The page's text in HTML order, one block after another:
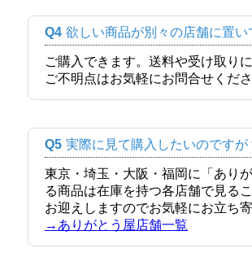
Q4 欲しい商品が別々の店舗に置
ご購入できます。送料や受け取り
ご不明点はお気軽にお問合せくださ
Q5 実際に見て購入したいのですが
東京・埼玉・大阪・福岡に「あり
る商品は在庫を持つ各店舗で見る
お迎えしますのでお気軽にお立ち寄
→ありがとう屋店舗一覧